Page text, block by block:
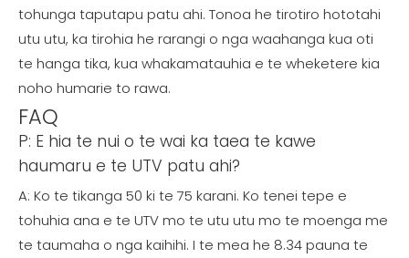
tohunga taputapu patu ahi. Tonoa he tirotiro hototahi
utu utu, ka tirohia he rarangi o nga waahanga kua oti
te hanga tika, kua whakamatauhia e te wheketere kia
noho humarie to rawa.
FAQ
P: E hia te nui o te wai ka taea te kawe
haumaru e te UTV patu ahi?
A: Ko te tikanga 50 ki te 75 karani. Ko tenei tepe e
tohuhia ana e te UTV mo te utu utu mo te moenga me
te taumaha o nga kaihihi. I te mea he 8.34 pauna te